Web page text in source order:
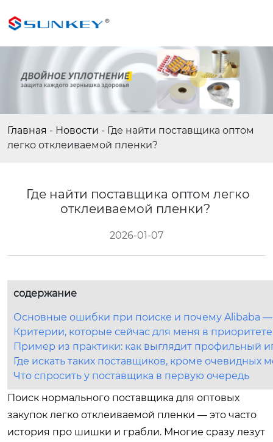
Главная - Новости - Где найти поставщика оптом
легко отклеиваемой пленки?
Где найти поставщика оптом легко
отклеиваемой пленки?
2026-01-07
содержание
Основные ошибки при поиске и почему Alibaba
Критерии, которые сейчас для меня в приоритете
Пример из практики: как выглядит профильный
Где искать таких поставщиков, кроме очевидных
Что спросить у поставщика в первую очередь
Поиск нормального поставщика для оптовых
закупок легко отклеиваемой пленки — это часто
история про шишки и грабли. Многие сразу лезут